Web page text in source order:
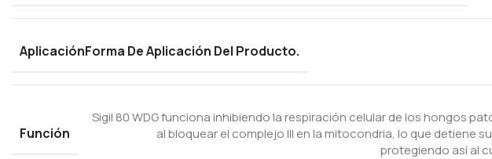
AplicaciónForma De Aplicación Del Producto.
Función
Sigil 80 WDG funciona inhibiendo la respiración celular de los hongos
al bloquear el complejo III en la mitocondria, lo que detiene
protegiendo así al